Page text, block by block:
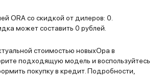
ORA со скидкой от дилеров: 0.
может составить 0 рублей.
стоимостью новыхОра в
подходящую модель и воспользуйтесь
покупку в кредит. Подробности,